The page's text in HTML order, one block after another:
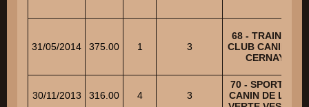
31/05/2014 375.00 1 3
68 - TRAINING
CLUB CANIN DE
CERNAY
30/11/2013 316.00 4 3
70 - SPORTING
CANIN DE L'ILE